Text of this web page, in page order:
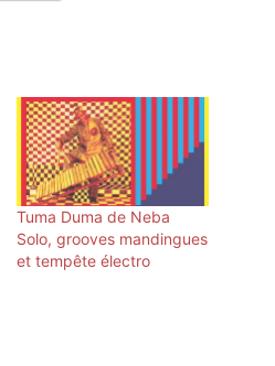
Tuma Duma de Neba
Solo, grooves mandingues
et tempête électro